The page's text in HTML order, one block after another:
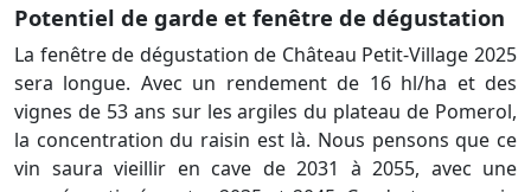
Potentiel de garde et fenêtre de dégustation
La fenêtre de dégustation de Château Petit-Village 2025
sera longue. Avec un rendement de 16 hl/ha et des
vignes de 53 ans sur les argiles du plateau de Pomerol,
la concentration du raisin est là. Nous pensons que ce
vin saura vieillir en cave de 2031 à 2055, avec une